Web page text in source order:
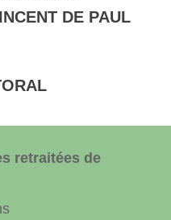
DE PAUL
retraitées de